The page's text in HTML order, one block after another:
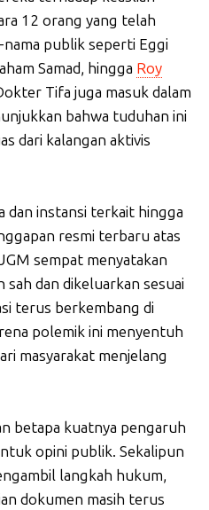
12 orang yang telah
publik seperti Eggi
Samad, hingga Roy
Tifa juga masuk dalam
bahwa tuduhan ini
dari kalangan aktivis
dan instansi terkait hingga
resmi terbaru atas
sempat menyatakan
sah dan dikeluarkan sesuai
terus berkembang di
polemik ini menyentuh
masyarakat menjelang
betapa kuatnya pengaruh
opini publik. Sekalipun
langkah hukum,
dokumen masih terus